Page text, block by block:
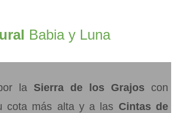
Babia y Luna
la Sierra de los Grajos con
cota más alta y a las Cintas de